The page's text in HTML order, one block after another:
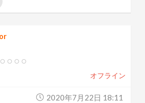
オフライン
2020年7月22日 18:11